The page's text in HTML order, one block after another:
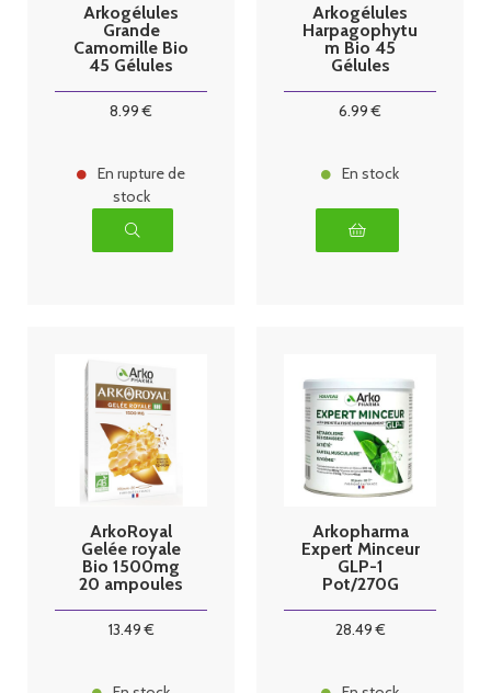
Arkogélules
Grande
Camomille Bio
45 Gélules
8.99 €
En rupture de
stock
Arkogélules
Harpagophytu
m Bio 45
Gélules
6.99 €
En stock
ArkoRoyal
Gelée royale
Bio 1500mg
20 ampoules
13.49€
Arkopharma
Expert Minceur
GLP-1
Pot/270G
28.49€